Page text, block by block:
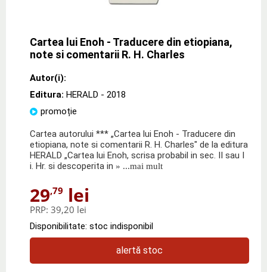
Cartea lui Enoh - Traducere din etiopiana,
note si comentarii R. H. Charles
Autor(i):
Editura: HERALD - 2018
promoție
Cartea autorului *** „Cartea lui Enoh - Traducere din
etiopiana, note si comentarii R. H. Charles" de la editura
HERALD „Cartea lui Enoh, scrisa probabil in sec. II sau I
i. Hr. si descoperita in » ...mai mult
29,79 lei
PRP: 39,20 lei
Disponibilitate: stoc indisponibil
alertă stoc